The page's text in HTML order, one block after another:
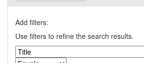
Add filters:
Use filters to refine the search results.